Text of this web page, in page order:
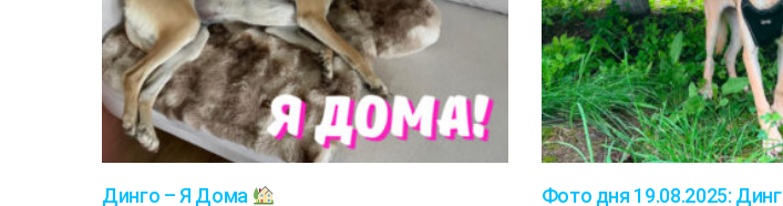
Динго – Я Дома
Фото дня 19.08.2025: